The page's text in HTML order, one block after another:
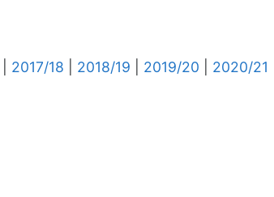
2017/18 2018/19 2019/20
2020/21